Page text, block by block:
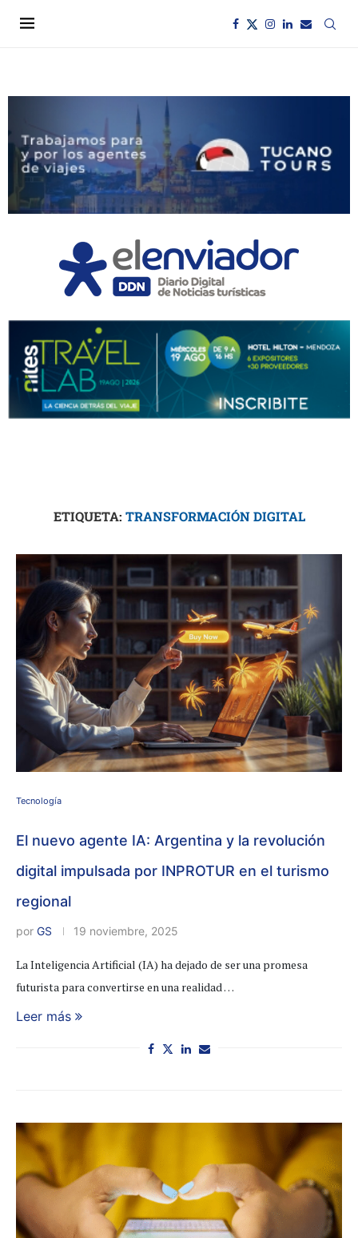
ETIQUETA: TRANSFORMACIÓN DIGITAL
Tecnología
El nuevo agente IA: Argentina y la revolución
digital impulsada por INPROTUR en el turismo
regional
por GS 19 noviembre, 2025
La Inteligencia Artificial (IA) ha dejado de ser una promesa
futurista para convertirse en una realidad …
Leer más